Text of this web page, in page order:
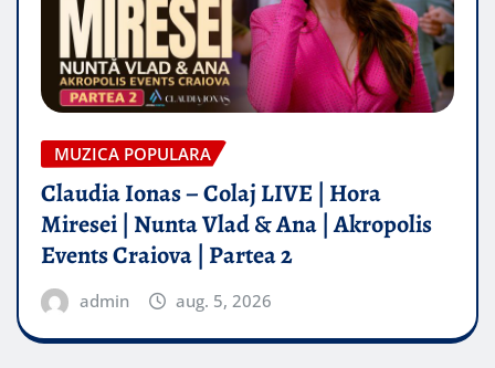
MUZICA POPULARA
Claudia Ionas – Colaj LIVE | Hora
Miresei | Nunta Vlad & Ana | Akropolis
Events Craiova | Partea 2
admin aug. 5, 2026